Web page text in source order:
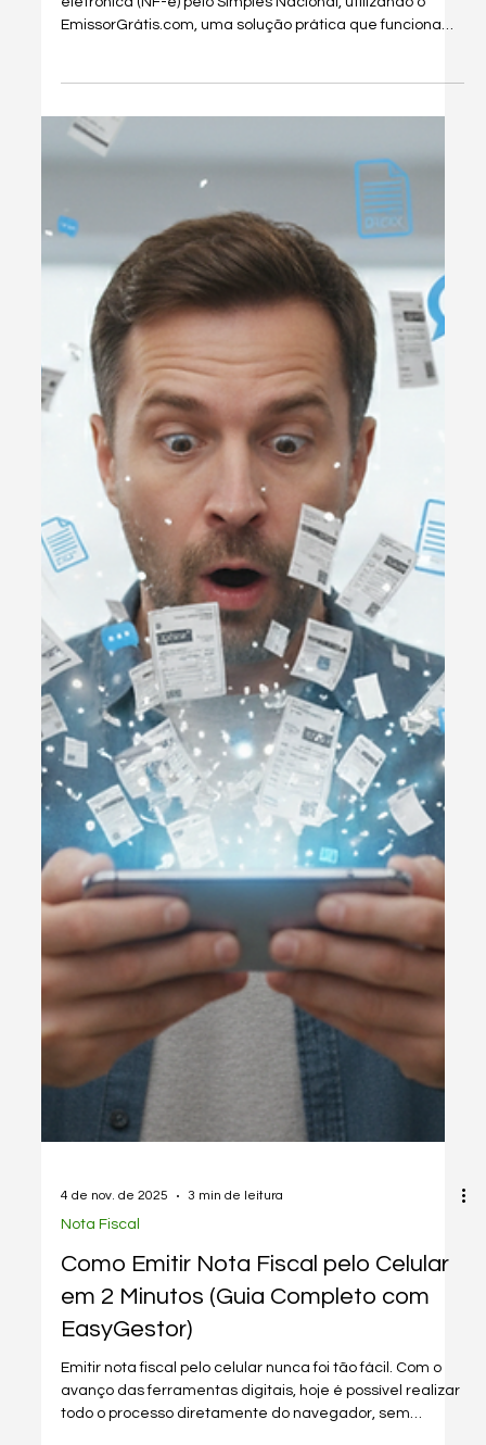
Nacional usando o
eletrônica (NF-e) pelo Simples Nacional, utilizando o
EmissorGrátis.com, uma solução prática que funciona
tanto no celular quanto no computador.
4 de nov. de 2025 3 min de leitura